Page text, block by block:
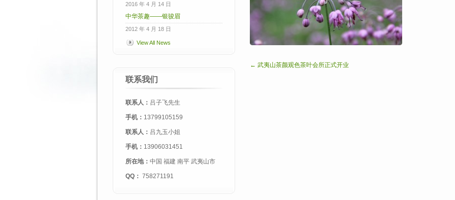
← 武夷山茶颜观色茶叶会所正式开业
2016 年 4 月 14 日
中华茶趣——银骏眉
2012 年 4 月 18 日
View All News
联系我们
联系人： 吕子飞先生
手机： 13799105159
联系人： 吕九玉小姐
手机： 13906031451
所在地： 中国 福建 南平 武夷山市
QQ： 758271191